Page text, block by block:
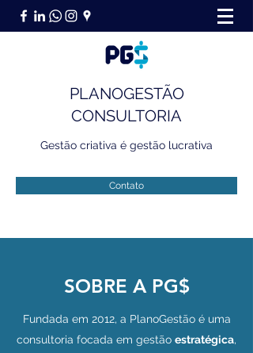
PLANOGESTÃO
CONSULTORIA
Gestão criativa é gestão lucrativa
Contato
SOBRE A PG$
Fundada em 2012, a PlanoGestão é uma
consultoria focada em gestão estratégica,